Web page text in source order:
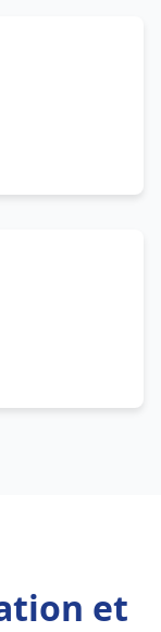
et